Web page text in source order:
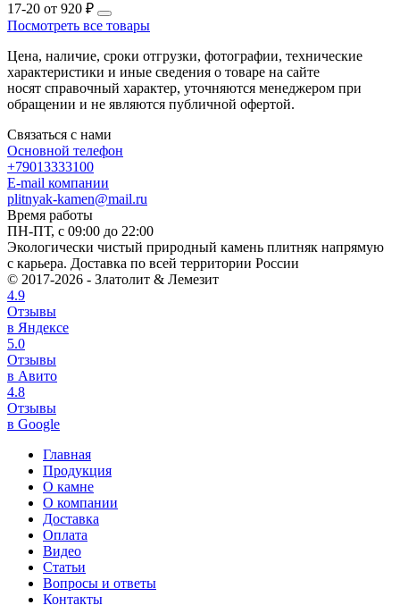
17-20 от 920 ₽
Посмотреть все товары
Цена, наличие, сроки отгрузки, фотографии, технические
характеристики и иные сведения о товаре на сайте
носят справочный характер, уточняются менеджером при
обращении и не являются публичной офертой.
Связаться с нами
Основной телефон
+79013333100
E-mail компании
plitnyak-kamen@mail.ru
Время работы
ПН-ПТ, с 09:00 до 22:00
Экологически чистый природный камень плитняк напрямую
с карьера. Доставка по всей территории России
© 2017-2026 - Златолит & Лемезит
4.9
Отзывы
в Яндексе
5.0
Отзывы
в Авито
4.8
Отзывы
в Google
Главная
Продукция
О камне
О компании
Доставка
Оплата
Видео
Статьи
Вопросы и ответы
Контакты